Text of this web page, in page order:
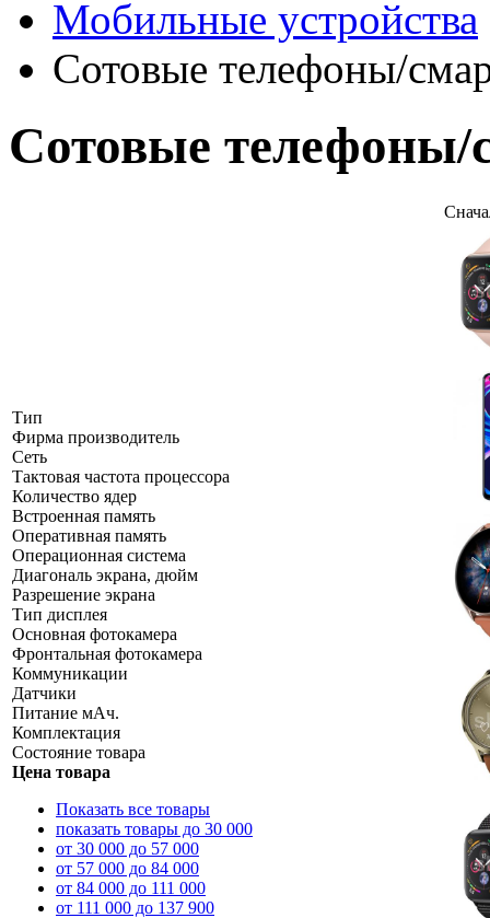
Мобильные устройства
Сотовые телефоны/
Сотовые
Тип
Фирма производитель
Сеть
Тактовая частота процессора
Количество ядер
Встроенная память
Оперативная память
Операционная система
Диагональ экрана, дюйм
Разрешение экрана
Тип дисплея
Основная фотокамера
Фронтальная фотокамера
Коммуникации
Датчики
Питание мАч.
Комплектация
Состояние товара
Цена товара
Показать все товары
показать товары до 30 000
от 30 000 до 57 000
от 57 000 до 84 000
от 84 000 до 111 000
от 111 000 до 137 900